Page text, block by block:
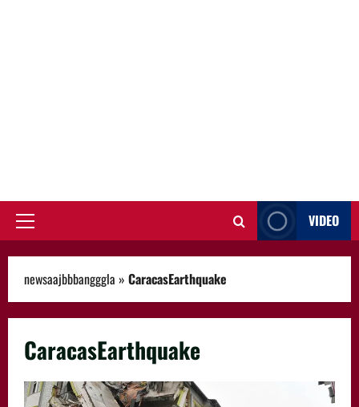
Primary
VIDEO
newsaajbbbangggla » CaracasEarthquake
CaracasEarthquake